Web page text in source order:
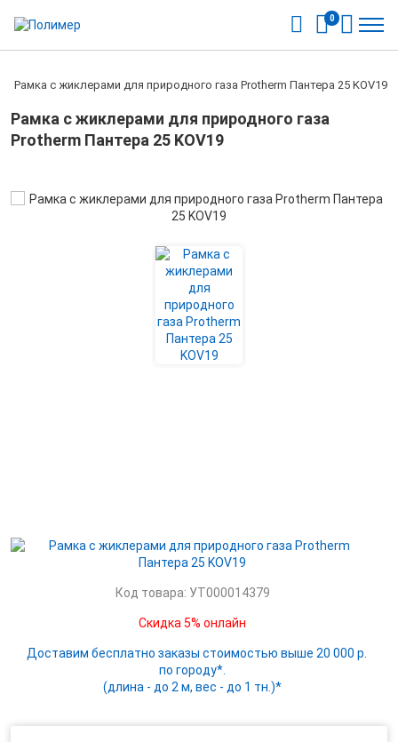
0
Рамка с жиклерами для природного газа Protherm Пантера 25 KOV19
Рамка с жиклерами для природного газа
Protherm Пантера 25 KOV19
Код товара: УТ000014379
Скидка 5% онлайн
Доставим бесплатно заказы стоимостью выше 20 000 р.
по городу*.
(длина - до 2 м, вес - до 1 тн.)*